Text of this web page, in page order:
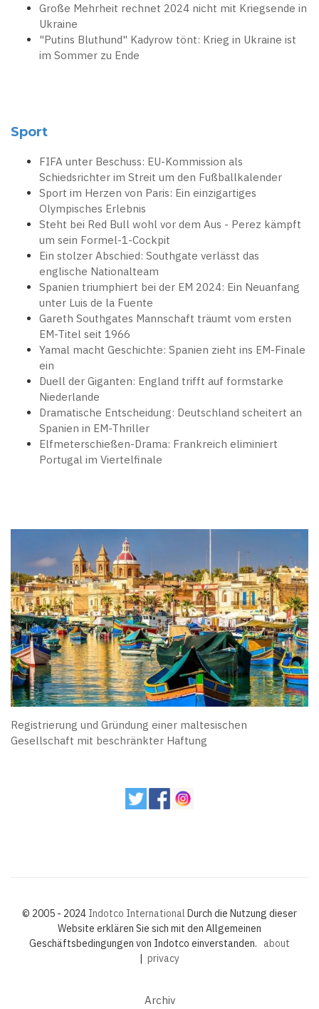
Große Mehrheit rechnet 2024 nicht mit Kriegsende in
Ukraine
"Putins Bluthund" Kadyrow tönt: Krieg in Ukraine ist
im Sommer zu Ende
Sport
FIFA unter Beschuss: EU-Kommission als
Schiedsrichter im Streit um den Fußballkalender
Sport im Herzen von Paris: Ein einzigartiges
Olympisches Erlebnis
Steht bei Red Bull wohl vor dem Aus - Perez kämpft
um sein Formel-1-Cockpit
Ein stolzer Abschied: Southgate verlässt das
englische Nationalteam
Spanien triumphiert bei der EM 2024: Ein Neuanfang
unter Luis de la Fuente
Gareth Southgates Mannschaft träumt vom ersten
EM-Titel seit 1966
Yamal macht Geschichte: Spanien zieht ins EM-Finale
ein
Duell der Giganten: England trifft auf formstarke
Niederlande
Dramatische Entscheidung: Deutschland scheitert an
Spanien in EM-Thriller
Elfmeterschießen-Drama: Frankreich eliminiert
Portugal im Viertelfinale
Registrierung und Gründung einer maltesischen
Gesellschaft mit beschränkter Haftung
© 2005 - 2024 Indotco International Durch die Nutzung dieser
Website erklären Sie sich mit den Allgemeinen
Geschäftsbedingungen von Indotco einverstanden. about
privacy
Archiv